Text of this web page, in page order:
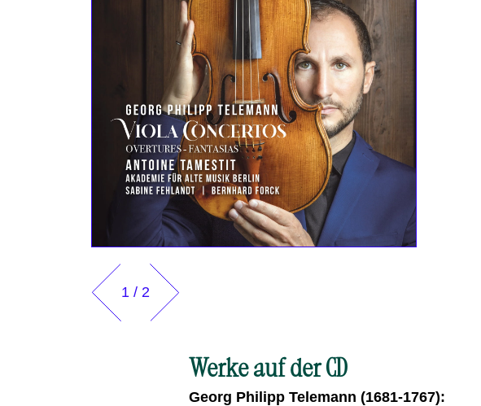
1 / 2
Werke auf der CD
Georg Philipp Telemann (1681-1767):